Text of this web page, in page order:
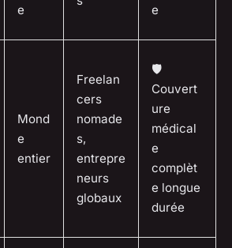
e
e
Mond
e
entier
Freelan
cers
nomade
s,
entrepre
neurs
globaux
🛡
Couvert
ure
médical
e
complèt
e longue
durée